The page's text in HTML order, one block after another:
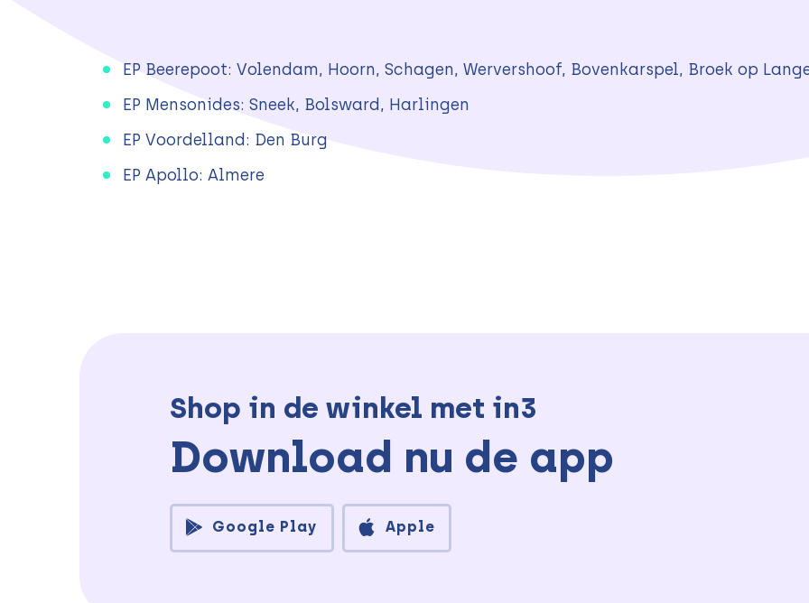
EP Beerepoot: Volendam, Hoorn, Schagen, Wervershoof, Bovenkarspel, Broek op
EP Mensonides: Sneek, Bolsward, Harlingen
EP Voordelland: Den Burg
EP Apollo: Almere
Shop in de winkel met in3
Download nu de app
Google Play Apple